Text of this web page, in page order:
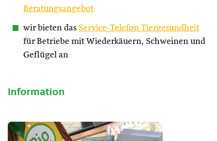
Beratungsangebot
wir bieten das Service-Telefon Tiergesundheit
für Betriebe mit Wiederkäuern, Schweinen und
Geflügel an
Information